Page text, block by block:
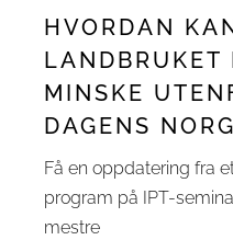
HVORDAN
LANDBRUKET
MINSKE
DAGENS
Få en oppdatering fra
program på IPT-
mestre